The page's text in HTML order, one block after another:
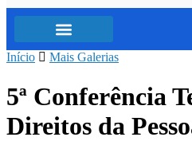
Início Mais Galerias
5ª Conferência
Direitos da